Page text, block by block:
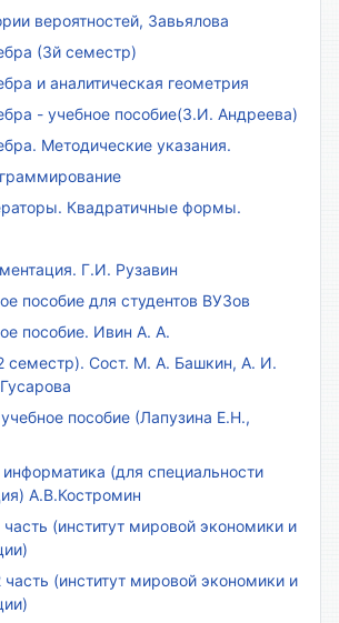
вероятностей, Завьялова
(3й семестр)
и аналитическая геометрия
- учебное пособие(З.И. Андреева)
Методические указания.
Квадратичные формы.
Г.И. Рузавин
пособие для студентов ВУЗов
пособие. Ивин А. А.
семестр). Сост. М. А. Башкин, А. И.
пособие (Лапузина Е.Н.,
(для специальности
А.В.Костромин
(институт мировой экономики и
(институт мировой экономики и